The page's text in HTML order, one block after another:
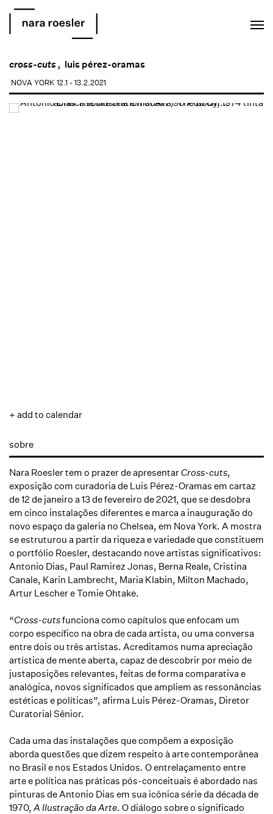
NOVA YORK 12.1 - 13.2.2021
luis pérez-oramas
cross-cuts ,
Open a larger version of the following image in a popup:
+ add to calendar
sobre
Nara Roesler tem o prazer de apresentar Cross-cuts,
exposição com curadoria de Luis Pérez-Oramas em cartaz
de 12 de janeiro a 13 de fevereiro de 2021, que se desdobra
em cinco instalações diferentes e marca a inauguração do
novo espaço da galeria no Chelsea, em Nova York. A mostra
se estruturou a partir da riqueza e variedade que constituem
o portfólio Roesler, destacando nove artistas significativos:
Antonio Dias, Paul Ramirez Jonas, Berna Reale, Cristina
Canale, Karin Lambrecht, Maria Klabin, Milton Machado,
Artur Lescher e Tomie Ohtake.
“Cross-cutsfunciona como capítulos que enfocam um
corpo específico na obra de cada artista, ou uma conversa
entre dois ou três artistas. Acreditamos numa apreciação
artística de mente aberta, capaz de descobrir por meio de
justaposições relevantes, feitas de forma comparativa e
analógica, novos significados que ampliem as ressonâncias
estéticas e políticas”, afirma Luis Pérez-Oramas, Diretor
Curatorial Sênior.
Cada uma das instalações que compõem a exposição
aborda questões que dizem respeito à arte contemporânea
no Brasil e nos Estados Unidos. O entrelaçamento entre
arte e política nas práticas pós-conceituais é abordado nas
pinturas de Antonio Dias em sua icônica série da década de
1970,A Ilustração da Arte. O diálogo sobre o significado